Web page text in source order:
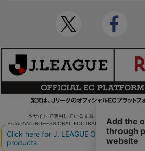
本サイトで使用している文章・画像等の無断での
© JAPAN PROFESSIONAL FOOTBALL LEAGUE
SERVED.